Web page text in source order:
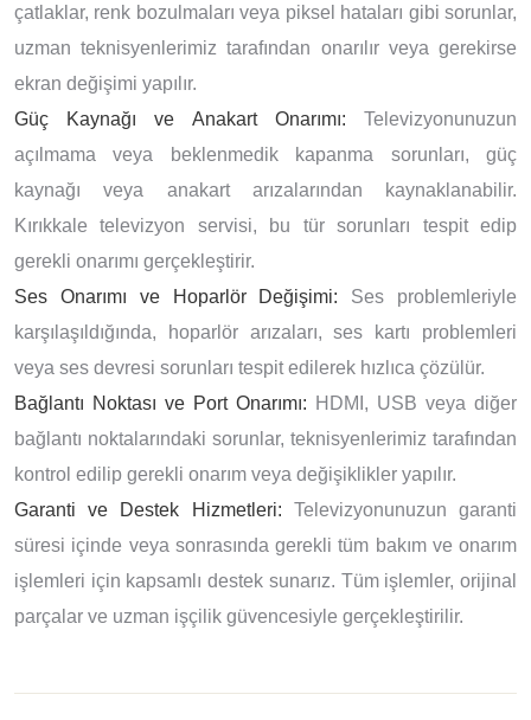
çatlaklar, renk bozulmaları veya piksel hataları gibi sorunlar,
uzman teknisyenlerimiz tarafından onarılır veya gerekirse
ekran değişimi yapılır.
Güç Kaynağı ve Anakart Onarımı: Televizyonunuzun
açılmama veya beklenmedik kapanma sorunları, güç
kaynağı veya anakart arızalarından kaynaklanabilir.
Kırıkkale televizyon servisi, bu tür sorunları tespit edip
gerekli onarımı gerçekleştirir.
Ses Onarımı ve Hoparlör Değişimi: Ses problemleriyle
karşılaşıldığında, hoparlör arızaları, ses kartı problemleri
veya ses devresi sorunları tespit edilerek hızlıca çözülür.
Bağlantı Noktası ve Port Onarımı: HDMI, USB veya diğer
bağlantı noktalarındaki sorunlar, teknisyenlerimiz tarafından
kontrol edilip gerekli onarım veya değişiklikler yapılır.
Garanti ve Destek Hizmetleri: Televizyonunuzun garanti
süresi içinde veya sonrasında gerekli tüm bakım ve onarım
işlemleri için kapsamlı destek sunarız. Tüm işlemler, orijinal
parçalar ve uzman işçilik güvencesiyle gerçekleştirilir.